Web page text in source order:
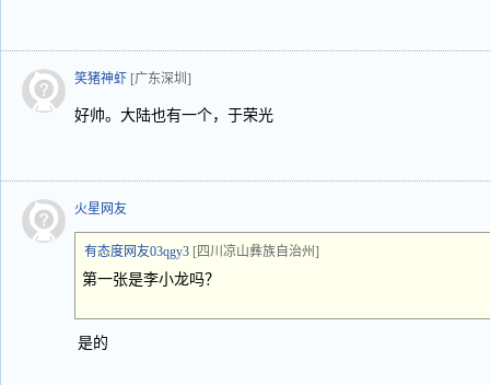
笑猪神虾 [广东深圳]
好帅。大陆也有一个，于荣光
火星网友
有态度网友03qgy3 [四川凉山彝族自治州]
第一张是李小龙吗？
是的